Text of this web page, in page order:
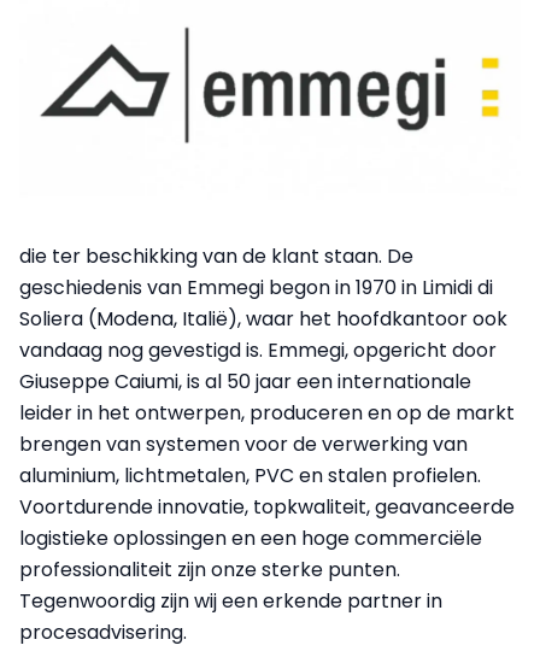
die ter beschikking van de klant staan. De
geschiedenis van Emmegi begon in 1970 in Limidi di
Soliera (Modena, Italië), waar het hoofdkantoor ook
vandaag nog gevestigd is. Emmegi, opgericht door
Giuseppe Caiumi, is al 50 jaar een internationale
leider in het ontwerpen, produceren en op de markt
brengen van systemen voor de verwerking van
aluminium, lichtmetalen, PVC en stalen profielen.
Voortdurende innovatie, topkwaliteit, geavanceerde
logistieke oplossingen en een hoge commerciële
professionaliteit zijn onze sterke punten.
Tegenwoordig zijn wij een erkende partner in
procesadvisering.